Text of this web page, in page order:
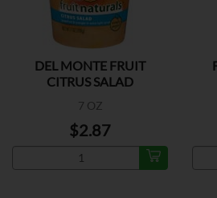
DEL MONTE FRUIT
CITRUS SALAD
7 OZ
$2.87